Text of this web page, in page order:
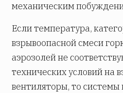
механическим
Если температура,
взрывоопасной смеси
аэрозолей не
технических условий на
вентиляторы, то